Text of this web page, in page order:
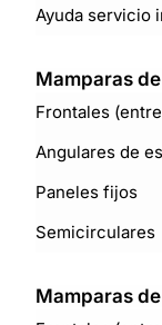
Ayuda servicio
Mamparas
Frontales
Angulares de
Paneles fijos
Semicirculares
Mamparas